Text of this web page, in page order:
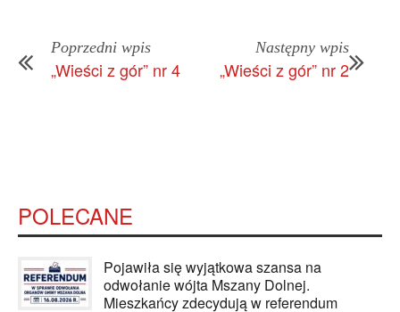
Poprzedni wpis
„Wieści z gór” nr 4
Następny wpis
„Wieści z gór” nr 2
POLECANE
Pojawiła się wyjątkowa szansa na
odwołanie wójta Mszany Dolnej.
Mieszkańcy zdecydują w referendum